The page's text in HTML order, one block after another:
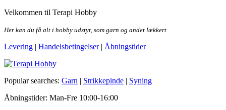
Skip
the
Velkommen til Terapi Hobby
Her kan du få alt i hobby udstyr, som garn og andet lækkert
Levering | Handelsbetingelser| Åbningstider
Terapi Hobby
Popular searches: Garn | Strikkepinde | Syning
Åbningstider: Man-Fre 10:00-16:00